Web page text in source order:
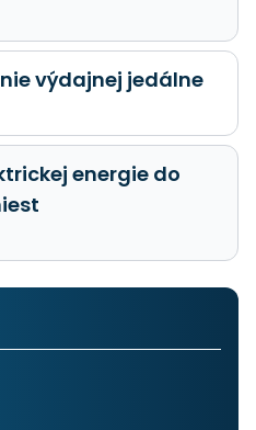
výdajnej jedálne
energie do